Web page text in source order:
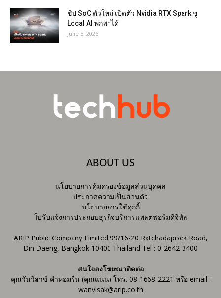
ชิป SoC ตัวใหม่ เปิดตัว Nvidia RTX Spark ชู
Local AI พกพาได้
June 5, 2026
ABOUT US
นโยบายการคุ้มครองข้อมูลส่วนบุคคล
ประกาศความเป็นส่วนตัว
นโยบายการใช้คุกกี้
ใบรับแจ้งการประกอบธุรกิจบริการแพลตฟอร์มดิจิทัล
ARIP Public Company Limited 99/16-20 Ratchadapisek Road,
Din Daeng, Bangkok 10400 Thailand Tel : 0-2642-3400
สนใจลงโฆษณาติดต่อ
คุณวันวิสาข์ คำหอมรื่น (คุณแนน) โทร. 08-1668-2221 หรือ email :
wanvisak@arip.co.th